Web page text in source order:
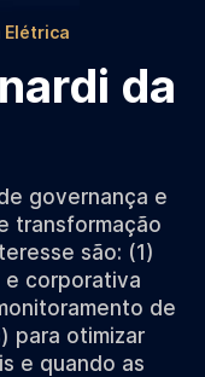
Elétrica
da
governança e
transformação
são: (1)
e corporativa
de
para otimizar
e quando as